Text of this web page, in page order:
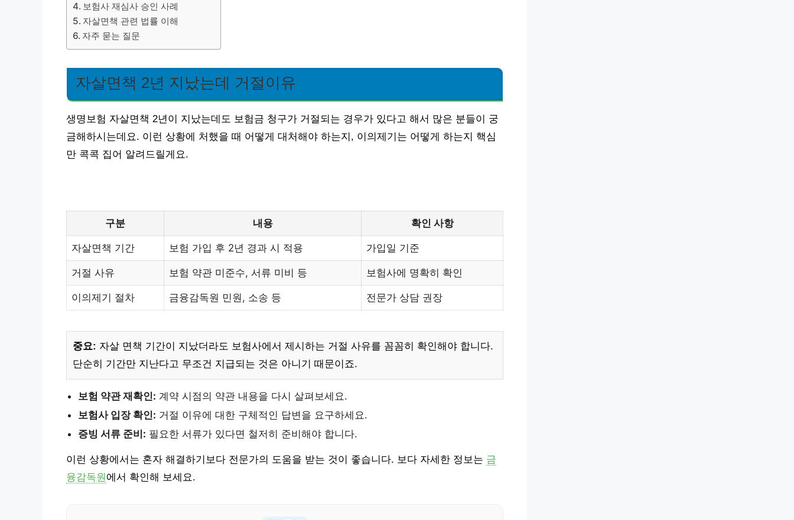
보험사 재심사 승인 사례
자살면책 관련 법률 이해
자주 묻는 질문
자살면책 2년 지났는데 거절이유
생명보험 자살면책 2년이 지났는데도 보험금 청구가 거절되는 경우가 있다고 해서 많은 분들이 궁
금해하시는데요. 이런 상황에 처했을 때 어떻게 대처해야 하는지, 이의제기는 어떻게 하는지 핵심
만 콕콕 집어 알려드릴게요.
구분 내용 확인 사항
자살면책 기간 보험 가입 후 2년 경과 시 적용 가입일 기준
거절 사유 보험 약관 미준수, 서류 미비 등 보험사에 명확히 확인
이의제기 절차 금융감독원 민원, 소송 등 전문가 상담 권장
중요: 자살 면책 기간이 지났더라도 보험사에서 제시하는 거절 사유를 꼼꼼히 확인해야 합니다.
단순히 기간만 지난다고 무조건 지급되는 것은 아니기 때문이죠.
보험 약관 재확인: 계약 시점의 약관 내용을 다시 살펴보세요.
보험사 입장 확인: 거절 이유에 대한 구체적인 답변을 요구하세요.
증빙 서류 준비: 필요한 서류가 있다면 철저히 준비해야 합니다.
이런 상황에서는 혼자 해결하기보다 전문가의 도움을 받는 것이 좋습니다. 보다 자세한 정보는 금
융감독원 에서 확인해 보세요.